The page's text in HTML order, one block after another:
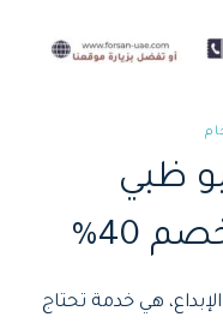
ظبي
هي خدمة تحتاج